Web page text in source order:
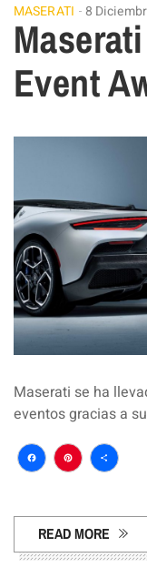
MASERATI 8
Event
Maserati se ha
eventos gracias a
Facebook
READ MORE